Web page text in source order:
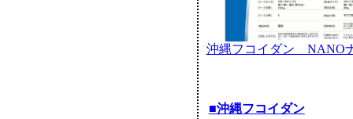
沖縄フコイダン NANO
■沖縄フコイダン